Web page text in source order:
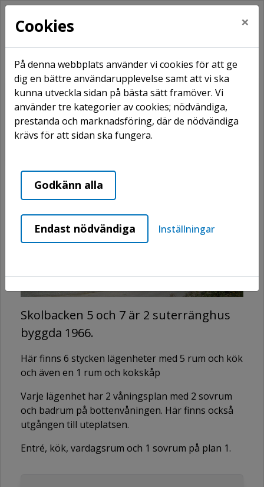
Hem Våra områden
Funäsdalen
Skolbacken
Skolbacken
Skolbacken 5 och 7 är 2 suterränghus
byggda 1966.
Här finns 6 stycken lägenheter med 5 rum och kök
och även en 1 rum och kokskåp
Varje lägenhet har 2 våningsplan med 2 sovrum
och badrum på bottenvåningen. Här finns också
utgången till uteplatsen.
Entré, kök, vardagsrum och 1 sovrum på plan 1.
Cookies ×
På denna webbplats använder vi cookies för att ge
dig en bättre användarupplevelse samt att vi ska
kunna utveckla sidan på bästa sätt framöver. Vi
använder tre kategorier av cookies; nödvändiga,
prestanda och marknadsföring, där de nödvändiga
krävs för att sidan ska fungera.
Godkänn alla
Endast nödvändiga Inställningar